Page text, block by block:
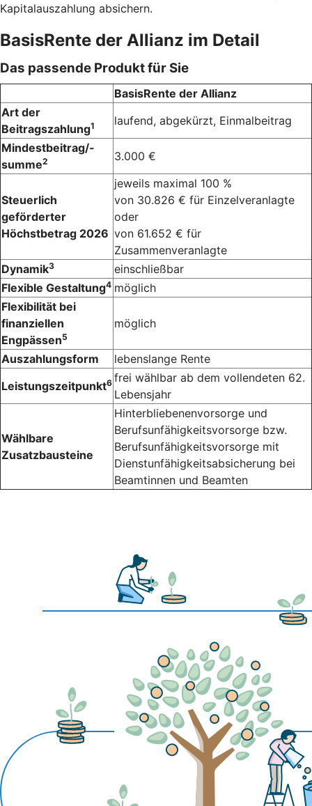
Kapitalauszahlung absichern.
BasisRente der Allianz im Detail
Das passende Produkt für Sie
BasisRente der Allianz
Art der
Beitragszahlung1
laufend, abgekürzt, Einmalbeitrag
Mindestbeitrag/-
summe2 3.000 €
Steuerlich
geförderter
Höchstbetrag 2026
jeweils maximal 100 %
von 30.826 € für Einzelveranlagte
oder
von 61.652 € für
Zusammenveranlagte
Dynamik3
einschließbar
Flexible Gestaltung4 möglich
Flexibilität bei
finanziellen
Engpässen5
möglich
Auszahlungsform
lebenslange Rente
Leistungszeitpunkt6 frei wählbar ab dem vollendeten 62.
Lebensjahr
Wählbare
Zusatzbausteine
Hinterbliebenenvorsorge und
Berufsunfähigkeitsvorsorge bzw.
Berufsunfähigkeitsvorsorge mit
Dienstunfähigkeitsabsicherung bei
Beamtinnen und Beamten